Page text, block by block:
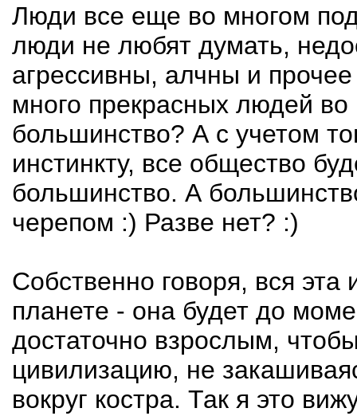
Люди все еще во многом
люди не любят думать,
агрессивны, алчны и
много прекрасных людей
большинство? А с учетом
инстинкту, все общество
большинство. А
черепом :) Разве нет? :)
Собственно говоря, вся эта
планете - она будет до
достаточно взрослым,
цивилизацию, не
вокруг костра. Так я это